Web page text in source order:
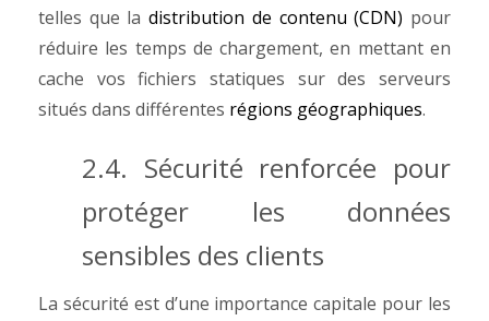
telles que ladistribution de contenu (CDN) pour
réduire les temps de chargement, en mettant en
cache vos fichiers statiques sur des serveurs
situés dans différentes régions géographiques.
2.4. Sécurité renforcée pour
protéger les données
sensibles des clients
La sécurité est d’une importance capitale pour les